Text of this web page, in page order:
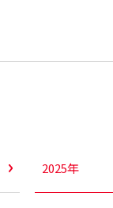
2025年